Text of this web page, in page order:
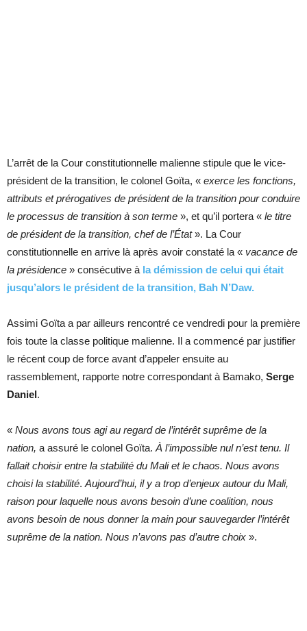
L’arrêt de la Cour constitutionnelle malienne stipule que le vice-
président de la transition, le colonel Goïta, « exerce les fonctions,
attributs et prérogatives de président de la transition pour conduire
le processus de transition à son terme », et qu’il portera « le titre
de président de la transition, chef de l’État». La Cour
constitutionnelle en arrive là après avoir constaté la « vacance de
la présidence » consécutive à la démission de celui qui était
jusqu’alors le président de la transition, Bah N’Daw.
Assimi Goïta a par ailleurs rencontré ce vendredi pour la première
fois toute la classe politique malienne. Il a commencé par justifier
le récent coup de force avant d’appeler ensuite au
rassemblement, rapporte notre correspondant à Bamako, Serge
Daniel.
« Nous avons tous agi au regard de l’intérêt suprême de la
nation, a assuré le colonel Goïta.À l’impossible nul n’est tenu. Il
fallait choisir entre la stabilité du Mali et le chaos. Nous avons
choisi la stabilité.Aujourd’hui, il y a trop d’enjeux autour du Mali,
raison pour laquelle nous avons besoin d’une coalition, nous
avons besoin de nous donner la main pour sauvegarder l’intérêt
suprême de la nation. Nous n’avons pas d’autre choix ».